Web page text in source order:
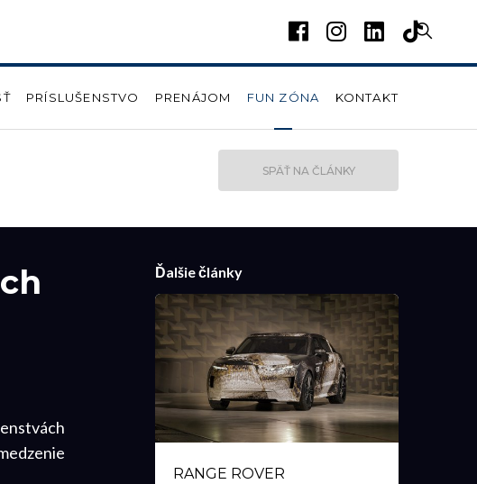
PRÍSLUŠENSTVO PRENÁJOM FUN ZÓNA KONTAKT
SPÄŤ NA ČLÁNKY
Ďalšie články
RANGE ROVER